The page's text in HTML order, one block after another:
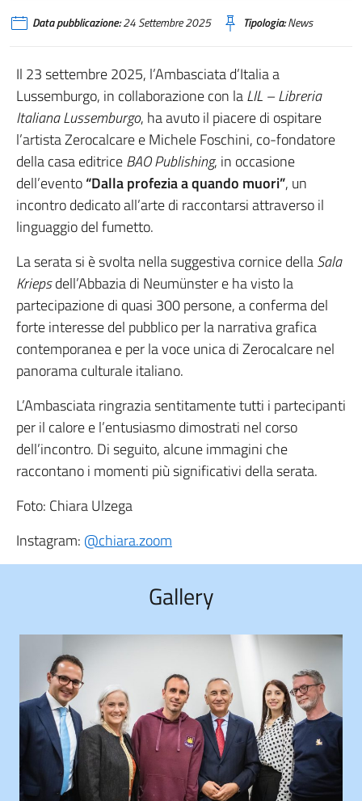
Data pubblicazione:24 Settembre 2025 Tipologia:News
Il 23 settembre 2025, l’Ambasciata d’Italia a
Lussemburgo, in collaborazione con laLIL – Libreria
Italiana Lussemburgo, ha avuto il piacere di ospitare
l’artista Zerocalcare e Michele Foschini, co-fondatore
della casa editriceBAO Publishing, in occasione
dell’evento“Dalla profezia a quando muori”, un
incontro dedicato all’arte di raccontarsi attraverso il
linguaggio del fumetto.
La serata si è svolta nella suggestiva cornice dellaSala
Kriepsdell’Abbazia di Neumünster e ha visto la
partecipazione di quasi 300 persone, a conferma del
forte interesse del pubblico per la narrativa grafica
contemporanea e per la voce unica di Zerocalcare nel
panorama culturale italiano.
L’Ambasciata ringrazia sentitamente tutti i partecipanti
per il calore e l’entusiasmo dimostrati nel corso
dell’incontro. Di seguito, alcune immagini che
raccontano i momenti più significativi della serata.
Foto: Chiara Ulzega
Instagram: @chiara.zoom
Gallery